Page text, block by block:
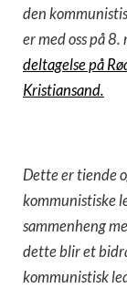
den
er med oss på 8.
deltagelse på
Kristiansand.
Dette er tiende
kommunistiske
sammenheng
dette blir et
kommunistisk